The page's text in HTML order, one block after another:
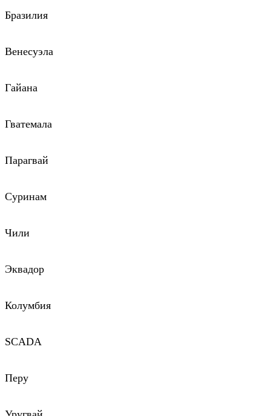
Бразилия
Венесуэла
Гайана
Гватемала
Парагвай
Суринам
Чили
Эквадор
Колумбия
SCADA
Перу